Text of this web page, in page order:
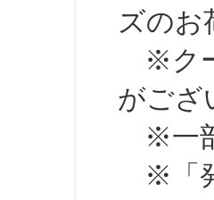
ズのお
※クー
がござ
※一部
※「発